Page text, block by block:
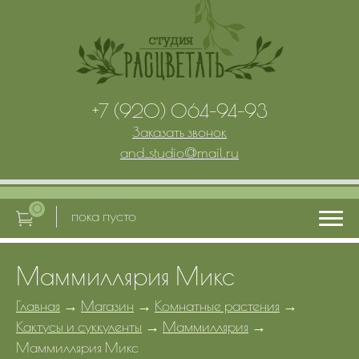
Маммиллярия Микс
Главная → Магазин → Комнатные растения →
Кактусы и суккуленты → Маммиллярия →
Маммиллярия Микс
+7 (920) 064-94-93
Заказать звонок
and_studio@mail.ru
0 пока пусто
Главная
Услуги